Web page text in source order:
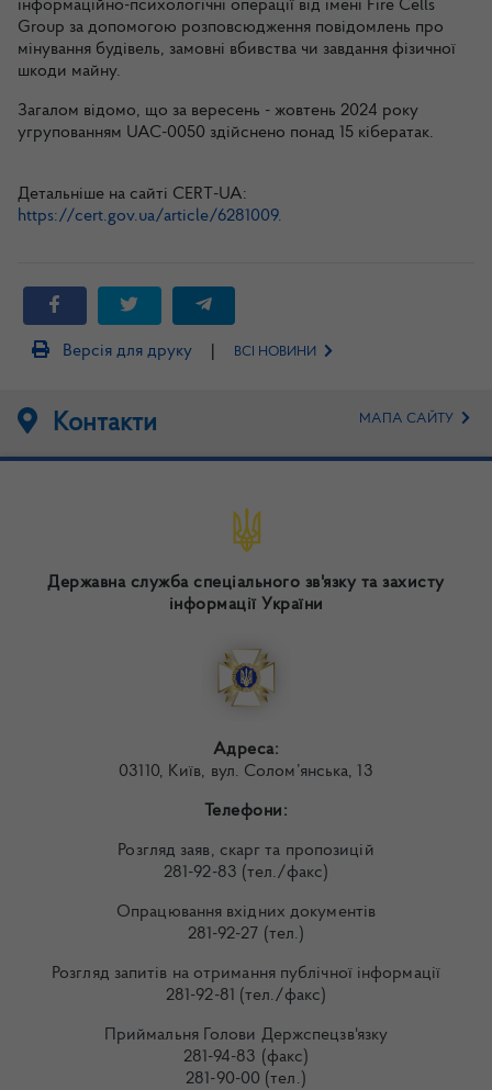
інформаційно-психологічні операції від імені Fire Cells
Group за допомогою розповсюдження повідомлень про
мінування будівель, замовні вбивства чи завдання фізичної
шкоди майну.
Загалом відомо, що за вересень - жовтень 2024 року
угрупованням UAC-0050 здійснено понад 15 кібератак.
Детальніше на сайті CERT-UA:
https://cert.gov.ua/article/6281009.
Версія для друку ВСІ НОВИНИ
Контакти МАПА САЙТУ
Державна служба спеціального зв'язку та захисту
інформації України
Адреса:
03110, Київ, вул. Солом’янська, 13
Телефони:
Розгляд заяв, скарг та пропозицій
281-92-83 (тел./факс)
Опрацювання вхідних документів
281-92-27 (тел.)
Розгляд запитів на отримання публічної інформації
281-92-81 (тел./факс)
Приймальня Голови Держспецзв'язку
281-94-83 (факс)
281-90-00 (тел.)